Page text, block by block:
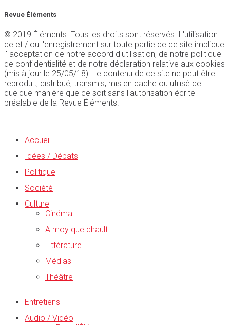
Revue Éléments
© 2019 Éléments. Tous les droits sont réservés. L'utilisation
de et / ou l'enregistrement sur toute partie de ce site implique
l' acceptation de notre accord d'utilisation, de notre politique
de confidentialité et de notre déclaration relative aux cookies
(mis à jour le 25/05/18). Le contenu de ce site ne peut être
reproduit, distribué, transmis, mis en cache ou utilisé de
quelque manière que ce soit sans l'autorisation écrite
préalable de la Revue Éléments.
Accueil
Idées / Débats
Politique
Société
Culture
Cinéma
A moy que chault
Littérature
Médias
Théâtre
Entretiens
Audio / Vidéo